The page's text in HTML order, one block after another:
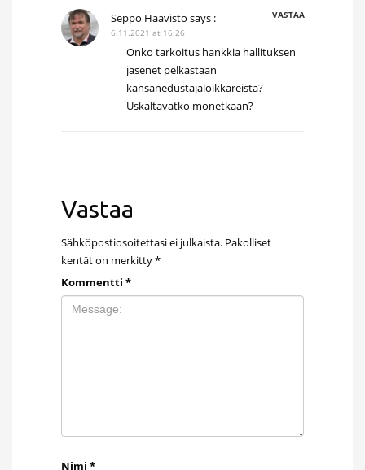
Seppo Haavisto says :
VASTAA
6.11.2021 at 16:26
Onko tarkoitus hankkia hallituksen
jäsenet pelkästään
kansanedustajaloikkareista?
Uskaltavatko monetkaan?
Vastaa
Sähköpostiosoitettasi ei julkaista. Pakolliset
kentät on merkitty*
Kommentti *
Nimi *